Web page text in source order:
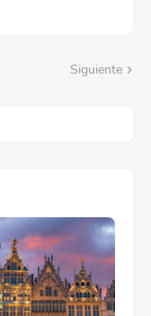
Siguiente